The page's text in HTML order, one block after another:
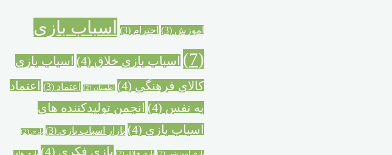
آموزش (3) احترام (3)
اسباب بازی
(7)
اسباب بازی خلاق (4)
اسباب بازی
کالای فرهنگی (4) اطمینان (2) اعتماد (3)
اعتماد
به نفس (4)
انجمن تولیدکننده های
اسباب بازی (4) بازار اسباب بازی (3) بازی (2)
بازی آموزشی (2) بازی خلاق (2) بازی فکری (4) بازی های